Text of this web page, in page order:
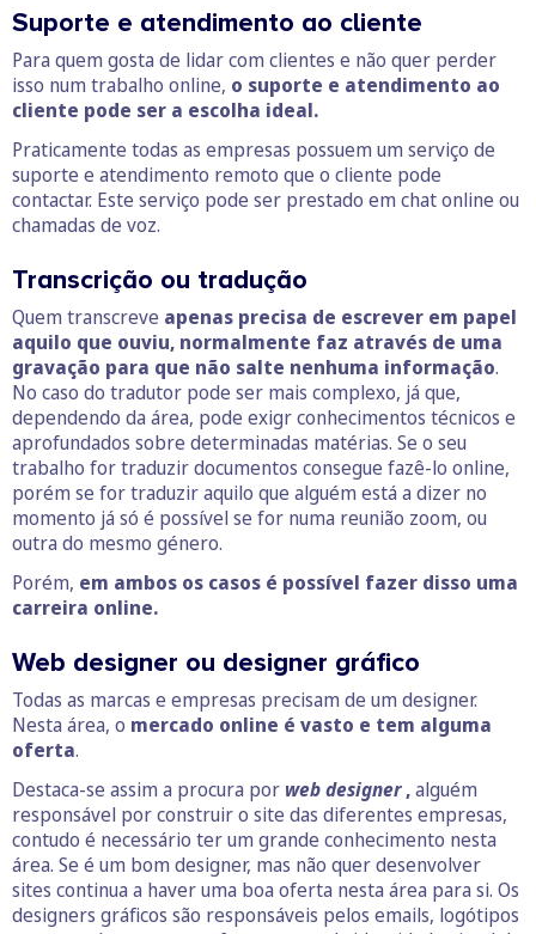
Suporte e atendimento ao cliente
Para quem gosta de lidar com clientes e não quer perder
isso num trabalho online, o suporte e atendimento ao
cliente pode ser a escolha ideal.
Praticamente todas as empresas possuem um serviço de
suporte e atendimento remoto que o cliente pode
contactar. Este serviço pode ser prestado em chat online ou
chamadas de voz.
Transcrição ou tradução
Quem transcreve apenas precisa de escrever em papel
aquilo que ouviu, normalmente faz através de uma
gravação para que não salte nenhuma informação.
No caso do tradutor pode ser mais complexo, já que,
dependendo da área, pode exigr conhecimentos técnicos e
aprofundados sobre determinadas matérias. Se o seu
trabalho for traduzir documentos consegue fazê-lo online,
porém se for traduzir aquilo que alguém está a dizer no
momento já só é possível se for numa reunião zoom, ou
outra do mesmo género.
Porém, em ambos os casos é possível fazer disso uma
carreira online.
Web designer ou designer gráfico
Todas as marcas e empresas precisam de um designer.
Nesta área, o mercado online é vasto e tem alguma
oferta.
Destaca-se assim a procura por web designer,alguém
responsável por construir o site das diferentes empresas,
contudo é necessário ter um grande conhecimento nesta
área. Se é um bom designer, mas não quer desenvolver
sites continua a haver uma boa oferta nesta área para si. Os
designers gráficos são responsáveis pelos emails, logótipos